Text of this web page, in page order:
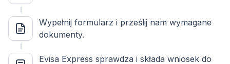
Wypełnij formularz i prześlij nam wymagane
dokumenty.
Evisa Express sprawdza i składa wniosek do